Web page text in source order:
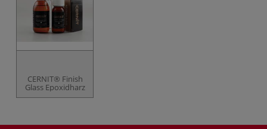
CERNIT® Finish
Glass Epoxidharz